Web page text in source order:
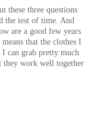
these three questions
the test of time. And
are a good few years
that the clothes I
I can grab pretty much
they work well together